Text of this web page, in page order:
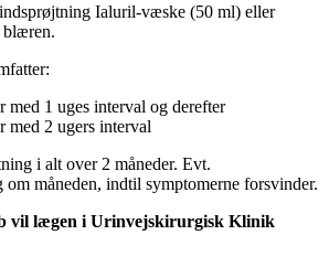
Ialuril-væske (50 ml) eller
blæren.
med 1 uges interval og derefter
med 2 ugers interval
i alt over 2 måneder. Evt.
om måneden, indtil symptomerne forsvinder.
vil lægen i Urinvejskirurgisk Klinik